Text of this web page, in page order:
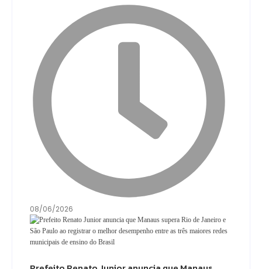
08/06/2026